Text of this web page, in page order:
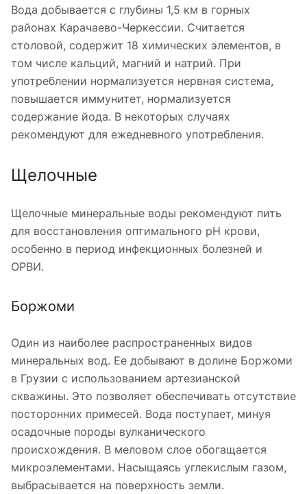
Вода добывается с глубины 1,5 км в горных
районах Карачаево-Черкессии. Считается
столовой, содержит 18 химических элементов, в
том числе кальций, магний и натрий. При
употреблении нормализуется нервная система,
повышается иммунитет, нормализуется
содержание йода. В некоторых случаях
рекомендуют для ежедневного употребления.
Щелочные
Щелочные минеральные воды рекомендуют пить
для восстановления оптимального pH крови,
особенно в период инфекционных болезней и
ОРВИ.
Боржоми
Один из наиболее распространенных видов
минеральных вод. Ее добывают в долине Боржоми
в Грузии с использованием артезианской
скважины. Это позволяет обеспечивать отсутствие
посторонних примесей. Вода поступает, минуя
осадочные породы вулканического
происхождения. В меловом слое обогащается
микроэлементами. Насыщаясь углекислым газом,
выбрасывается на поверхность земли.